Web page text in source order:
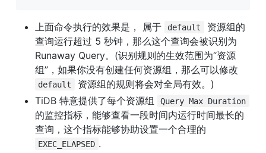
上面命令执行的效果是， 属于 default
资源组的
查询运行超过 5 秒钟，那么这个查询会被识别为
Runaway Query。(识别规则的生效范围为“资源
default
资源组的规则将会对全局有效。)
TiDB 特意提供了每个资源组
Query Max Duration
的监控指标，能够查看一段时间内运行时间最长的
EXEC_ELAPSED .